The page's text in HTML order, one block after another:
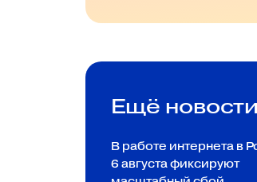
Ещё новости
В работе интернета в
6 августа фиксируют